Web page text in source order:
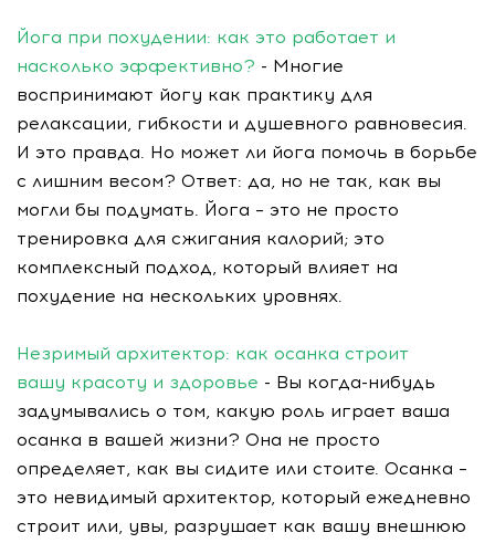
Йога при похудении: как это работает и
насколько эффективно? - Многие
воспринимают йогу как практику для
релаксации, гибкости и душевного равновесия.
И это правда. Но может ли йога помочь в борьбе
с лишним весом? Ответ: да, но не так, как вы
могли бы подумать. Йога – это не просто
тренировка для сжигания калорий; это
комплексный подход, который влияет на
похудение на нескольких уровнях.
Незримый архитектор: как осанка строит
вашу красоту и здоровье - Вы когда-нибудь
задумывались о том, какую роль играет ваша
осанка в вашей жизни? Она не просто
определяет, как вы сидите или стоите. Осанка –
это невидимый архитектор, который ежедневно
строит или, увы, разрушает как вашу внешнюю